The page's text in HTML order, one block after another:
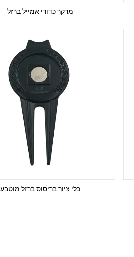
מרקר כדורי אמייל ברזל
כלי ציור בריסוס ברזל מוטבע